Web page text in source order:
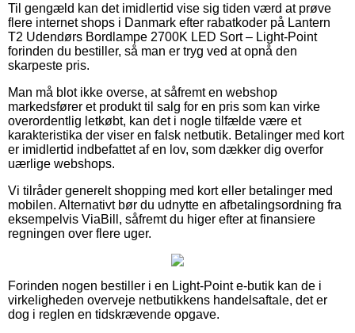
Til gengæld kan det imidlertid vise sig tiden værd at prøve
flere internet shops i Danmark efter rabatkoder på Lantern
T2 Udendørs Bordlampe 2700K LED Sort – Light-Point
forinden du bestiller, så man er tryg ved at opnå den
skarpeste pris.
Man må blot ikke overse, at såfremt en webshop
markedsfører et produkt til salg for en pris som kan virke
overordentlig letkøbt, kan det i nogle tilfælde være et
karakteristika der viser en falsk netbutik. Betalinger med kort
er imidlertid indbefattet af en lov, som dækker dig overfor
uærlige webshops.
Vi tilråder generelt shopping med kort eller betalinger med
mobilen. Alternativt bør du udnytte en afbetalingsordning fra
eksempelvis ViaBill, såfremt du higer efter at finansiere
regningen over flere uger.
Forinden nogen bestiller i en Light-Point e-butik kan de i
virkeligheden overveje netbutikkens handelsaftale, det er
dog i reglen en tidskrævende opgave.